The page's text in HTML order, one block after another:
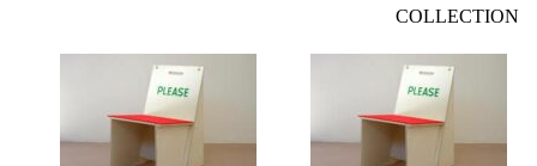
COLLECTION